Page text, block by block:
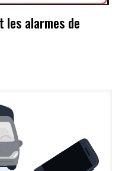
les alarmes de